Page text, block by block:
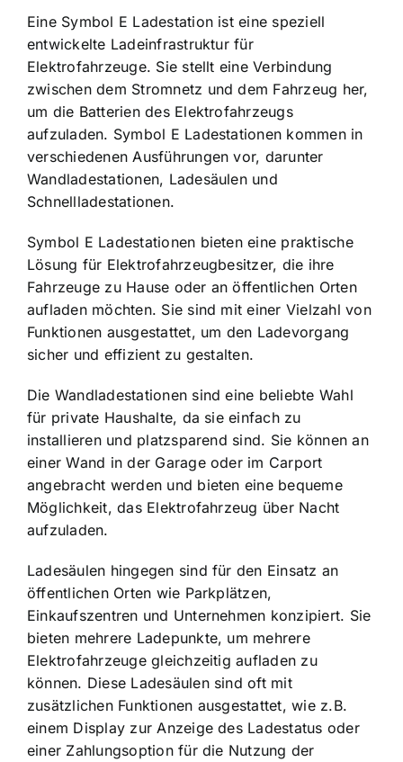
Eine Symbol E Ladestation ist eine speziell
entwickelte Ladeinfrastruktur für
Elektrofahrzeuge. Sie stellt eine Verbindung
zwischen dem Stromnetz und dem Fahrzeug her,
um die Batterien des Elektrofahrzeugs
aufzuladen. Symbol E Ladestationen kommen in
verschiedenen Ausführungen vor, darunter
Wandladestationen, Ladesäulen und
Schnellladestationen.
Symbol E Ladestationen bieten eine praktische
Lösung für Elektrofahrzeugbesitzer, die ihre
Fahrzeuge zu Hause oder an öffentlichen Orten
aufladen möchten. Sie sind mit einer Vielzahl von
Funktionen ausgestattet, um den Ladevorgang
sicher und effizient zu gestalten.
Die Wandladestationen sind eine beliebte Wahl
für private Haushalte, da sie einfach zu
installieren und platzsparend sind. Sie können an
einer Wand in der Garage oder im Carport
angebracht werden und bieten eine bequeme
Möglichkeit, das Elektrofahrzeug über Nacht
aufzuladen.
Ladesäulen hingegen sind für den Einsatz an
öffentlichen Orten wie Parkplätzen,
Einkaufszentren und Unternehmen konzipiert. Sie
bieten mehrere Ladepunkte, um mehrere
Elektrofahrzeuge gleichzeitig aufladen zu
können. Diese Ladesäulen sind oft mit
zusätzlichen Funktionen ausgestattet, wie z.B.
einem Display zur Anzeige des Ladestatus oder
einer Zahlungsoption für die Nutzung der